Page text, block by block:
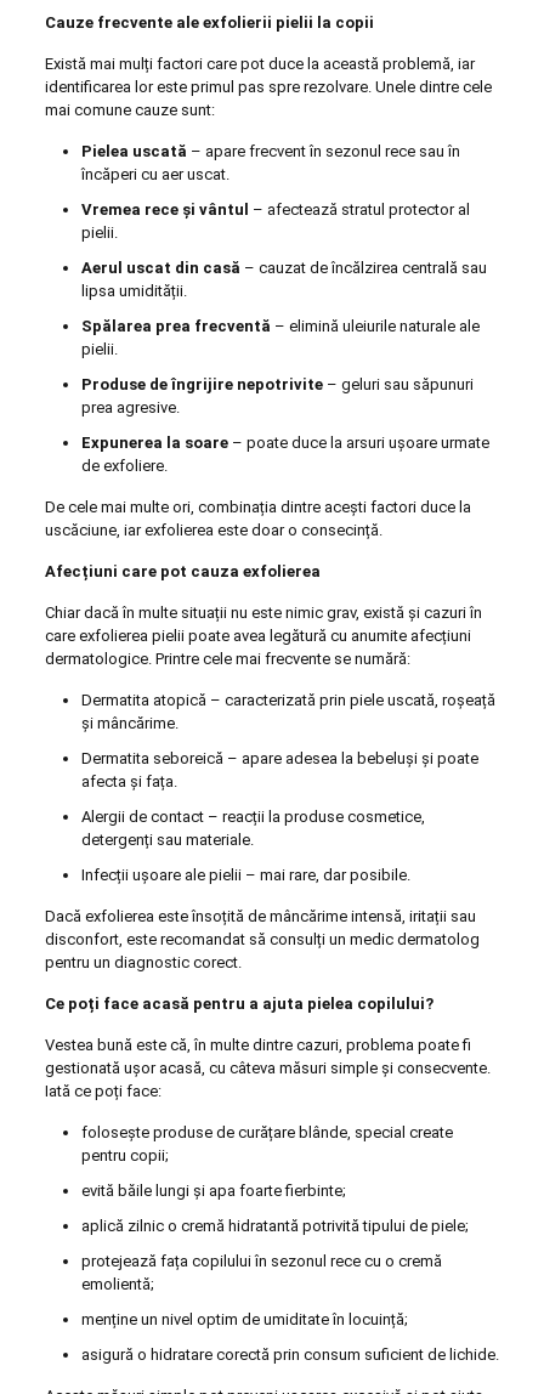
Cauze frecvente ale exfolierii pielii la copii
Există mai mulți factori care pot duce la această problemă, iar
identificarea lor este primul pas spre rezolvare. Unele dintre cele
mai comune cauze sunt:
Pielea uscată – apare frecvent în sezonul rece sau în
încăperi cu aer uscat.
Vremea rece și vântul – afectează stratul protector al
pielii.
Aerul uscat din casă – cauzat de încălzirea centrală sau
lipsa umidității.
Spălarea prea frecventă – elimină uleiurile naturale ale
pielii.
Produse de îngrijire nepotrivite– geluri sau săpunuri
prea agresive.
Expunerea la soare– poate duce la arsuri ușoare urmate
de exfoliere.
De cele mai multe ori, combinația dintre acești factori duce la
uscăciune, iar exfolierea este doar o consecință.
Afecțiuni care pot cauza exfolierea
Chiar dacă în multe situații nu este nimic grav, există și cazuri în
care exfolierea pielii poate avea legătură cu anumite afecțiuni
dermatologice. Printre cele mai frecvente se numără:
Dermatita atopică – caracterizată prin piele uscată, roșeață
și mâncărime.
Dermatita seboreică – apare adesea la bebeluși și poate
afecta și fața.
Alergii de contact – reacții la produse cosmetice,
detergenți sau materiale.
Infecții ușoare ale pielii – mai rare, dar posibile.
Dacă exfolierea este însoțită de mâncărime intensă, iritații sau
disconfort, este recomandat să consulți un medic dermatolog
pentru un diagnostic corect.
Ce poți face acasă pentru a ajuta pielea copilului?
Vestea bună este că, în multe dintre cazuri, problema poate fi
gestionată ușor acasă, cu câteva măsuri simple și consecvente.
Iată ce poți face:
folosește produse de curățare blânde, special create
pentru copii;
evită băile lungi și apa foarte fierbinte;
aplică zilnic o cremă hidratantă potrivită tipului de piele;
protejează fața copilului în sezonul rece cu o cremă
emolientă;
menține un nivel optim de umiditate în locuință;
asigură o hidratare corectă prin consum suficient de lichide.